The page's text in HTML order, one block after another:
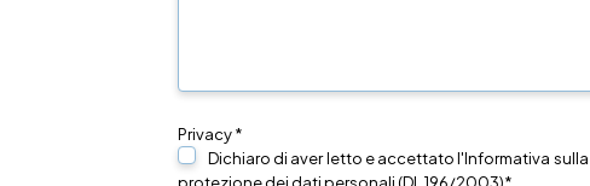
Privacy *
Dichiaro di aver letto e accettato l'Informativa sulla